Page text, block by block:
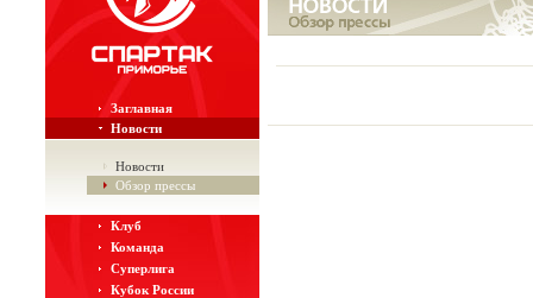
Заглавная
Новости
Новости
Обзор прессы
Клуб
Команда
Суперлига
Кубок России